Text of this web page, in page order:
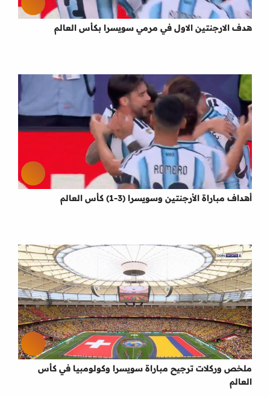
هدف الارجنتين الاول في مرمي سويسرا بكأس العالم
أهداف مباراة الأرجنتين وسويسرا (3-1) كأس العالم
ملخص وركلات ترجيح مباراة سويسرا وكولومبيا في كأس
العالم